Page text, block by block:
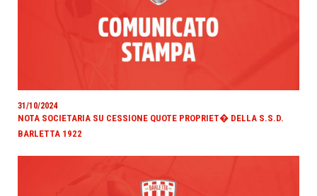
31/10/2024
NOTA SOCIETARIA SU CESSIONE QUOTE PROPRIET� DELLA S.S.D.
BARLETTA 1922